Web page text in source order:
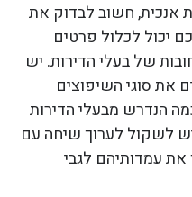
חשוב לבדוק את
יכול לכלול פרטים
של בעלי הדירות. יש
את סוגי השיפוצים
הנדרש מבעלי הדירות
לשקול לערוך שיחה עם
עמדותיהם לגבי